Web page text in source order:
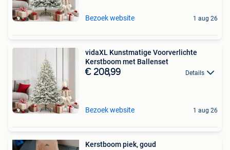
Bezoek website 1 aug 26
vidaXL Kunstmatige Voorverlichte
Kerstboom met Ballenset
€ 208,99 Details
Bezoek website 1 aug 26
Kerstboom piek, goud